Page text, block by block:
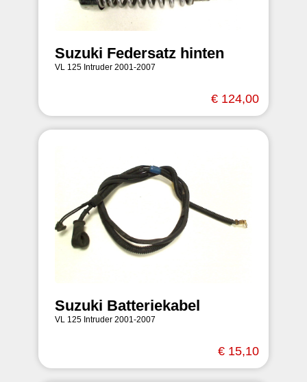
Suzuki Federsatz hinten
VL 125 Intruder 2001-2007
€ 124,00
Suzuki Batteriekabel
VL 125 Intruder 2001-2007
€ 15,10